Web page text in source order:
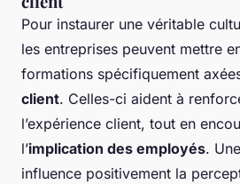
Pour instaurer une véritable
les entreprises peuvent mettre
formations spécifiquement
client. Celles-ci aident à
l’expérience client, tout en
l’implication des employés.
influence positivement la